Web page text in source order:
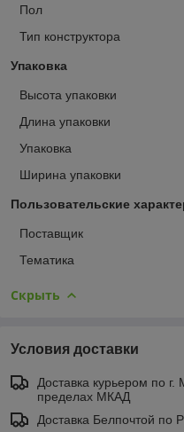
Пол
Тип конструктора
Упаковка
Высота упаковки
Длина упаковки
Упаковка
Ширина упаковки
Пользовательские
Поставщик
Тематика
Скрыть
Условия доставки
Доставка курьером по
пределах МКАД
Доставка Белпочтой по